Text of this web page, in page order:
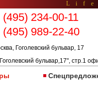
(495) 234-00-11
(495) 989-22-40
Гоголевский бульвар, 17
бульвар,17", стр.1